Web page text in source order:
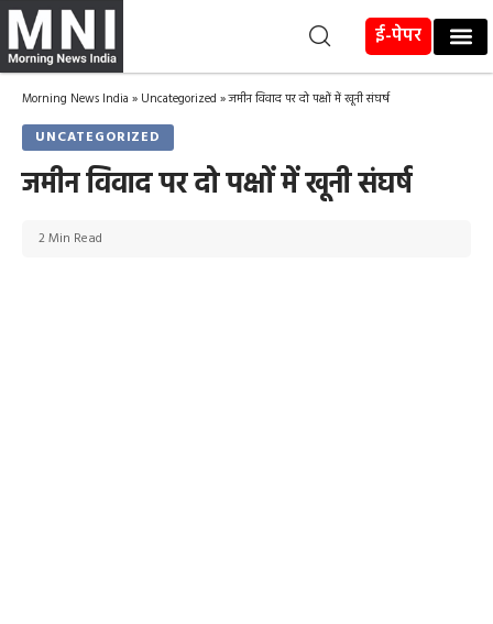
ई-पेपर
Morning News India » Uncategorized »जमीन विवाद पर दो पक्षों में खूनी संघर्ष
UNCATEGORIZED
जमीन विवाद पर दो पक्षों में खूनी संघर्ष
2 Min Read